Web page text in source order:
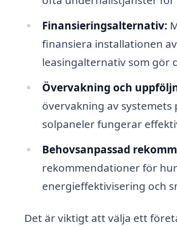
Finansieringsalternativ:
finansiera installationen
leasingalternativ som gör
Övervakning och
övervakning av
solpaneler fungerar
Behovsanpassad
rekommendationer för
energieffektivisering och
Det är viktigt att välja ett